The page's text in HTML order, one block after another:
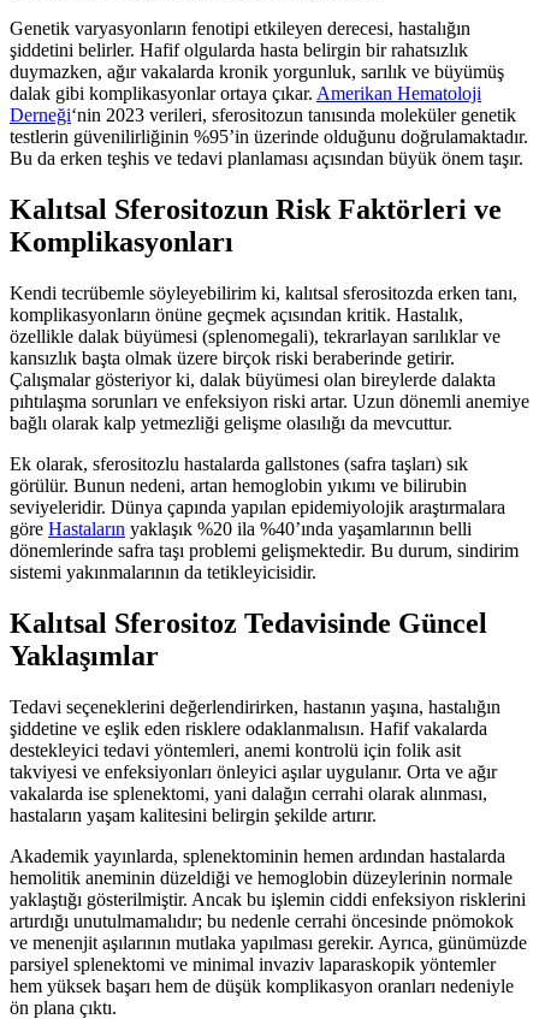
Genetik varyasyonların fenotipi etkileyen derecesi, hastalığın
şiddetini belirler. Hafif olgularda hasta belirgin bir rahatsızlık
duymazken, ağır vakalarda kronik yorgunluk, sarılık ve büyümüş
dalak gibi komplikasyonlar ortaya çıkar. Amerikan Hematoloji
Derneği‘nin 2023 verileri, sferositozun tanısında moleküler genetik
testlerin güvenilirliğinin %95’in üzerinde olduğunu doğrulamaktadır.
Bu da erken teşhis ve tedavi planlaması açısından büyük önem taşır.
Kalıtsal Sferositozun Risk Faktörleri ve
Komplikasyonları
Kendi tecrübemle söyleyebilirim ki, kalıtsal sferositozda erken tanı,
komplikasyonların önüne geçmek açısından kritik. Hastalık,
özellikle dalak büyümesi (splenomegali), tekrarlayan sarılıklar ve
kansızlık başta olmak üzere birçok riski beraberinde getirir.
Çalışmalar gösteriyor ki, dalak büyümesi olan bireylerde dalakta
pıhtılaşma sorunları ve enfeksiyon riski artar. Uzun dönemli anemiye
bağlı olarak kalp yetmezliği gelişme olasılığı da mevcuttur.
Ek olarak, sferositozlu hastalarda gallstones (safra taşları) sık
görülür. Bunun nedeni, artan hemoglobin yıkımı ve bilirubin
seviyeleridir. Dünya çapında yapılan epidemiyolojik araştırmalara
göre Hastaların yaklaşık %20 ila %40’ında yaşamlarının belli
dönemlerinde safra taşı problemi gelişmektedir. Bu durum, sindirim
sistemi yakınmalarının da tetikleyicisidir.
Kalıtsal Sferositoz Tedavisinde Güncel
Yaklaşımlar
Tedavi seçeneklerini değerlendirirken, hastanın yaşına, hastalığın
şiddetine ve eşlik eden risklere odaklanmalısın. Hafif vakalarda
destekleyici tedavi yöntemleri, anemi kontrolü için folik asit
takviyesi ve enfeksiyonları önleyici aşılar uygulanır. Orta ve ağır
vakalarda ise splenektomi, yani dalağın cerrahi olarak alınması,
hastaların yaşam kalitesini belirgin şekilde artırır.
Akademik yayınlarda, splenektominin hemen ardından hastalarda
hemolitik aneminin düzeldiği ve hemoglobin düzeylerinin normale
yaklaştığı gösterilmiştir. Ancak bu işlemin ciddi enfeksiyon risklerini
artırdığı unutulmamalıdır; bu nedenle cerrahi öncesinde pnömokok
ve menenjit aşılarının mutlaka yapılması gerekir. Ayrıca, günümüzde
parsiyel splenektomi ve minimal invaziv laparaskopik yöntemler
hem yüksek başarı hem de düşük komplikasyon oranları nedeniyle
ön plana çıktı.